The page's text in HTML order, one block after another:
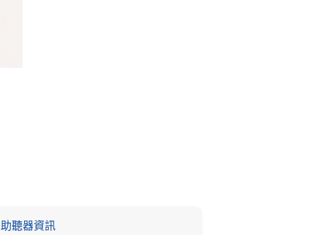
助聽器資訊